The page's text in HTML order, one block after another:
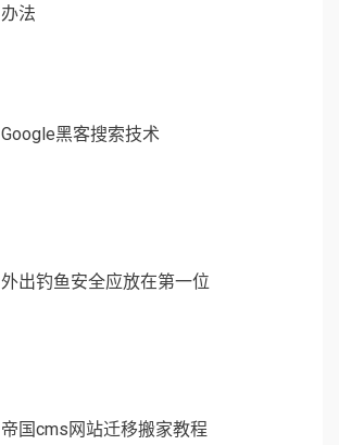
办法
Google黑客搜索技术
外出钓鱼安全应放在第一位
帝国cms网站迁移搬家教程